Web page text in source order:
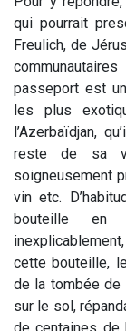
qui pourrait
Freulich, de
passeport est
les plus
l’Azerbaïdjan,
reste de sa
soigneusement
vin etc.
bouteille en
cette bouteille,
de la tombée de
sur le sol,
de centaines de